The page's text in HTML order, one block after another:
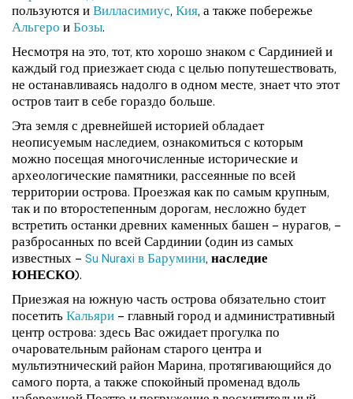
пользуются и Вилласимиус, Кия, а также побережье
Альгеро и Бозы.
Несмотря на это, тот, кто хорошо знаком с Сардинией и
каждый год приезжает сюда с целью попутешествовать,
не останавливаясь надолго в одном месте, знает что этот
остров таит в себе гораздо больше.
Эта земля с древнейшей историей обладает
неописуемым наследием, ознакомиться с которым
можно посещая многочисленные исторические и
археологические памятники, рассеянные по всей
территории острова. Проезжая как по самым крупным,
так и по второстепенным дорогам, несложно будет
встретить останки древних каменных башен – нурагов, –
разбросанных по всей Сардинии (один из самых
известных – Su Nuraxi в Барумини, наследие
ЮНЕСКО).
Приезжая на южную часть острова обязательно стоит
посетить Кальяри – главный город и административный
центр острова: здесь Вас ожидает прогулка по
очаровательным районам старого центра и
мультиэтнический район Марина, протягивающийся до
самого порта, а также спокойный променад вдоль